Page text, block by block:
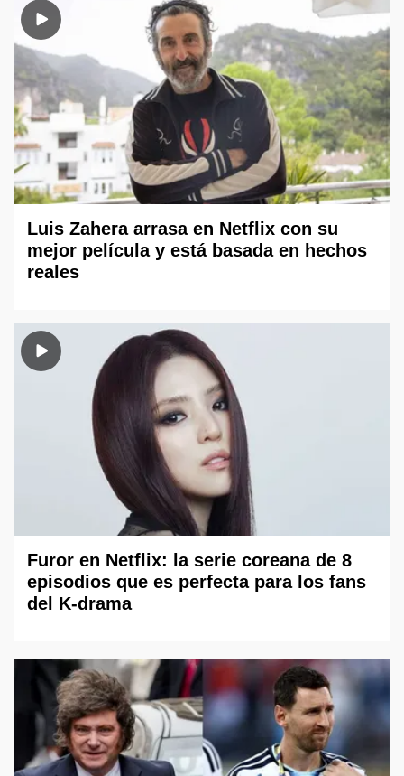
Luis Zahera arrasa en Netflix con su
mejor película y está basada en hechos
reales
Furor en Netflix: la serie coreana de 8
episodios que es perfecta para los fans
del K-drama